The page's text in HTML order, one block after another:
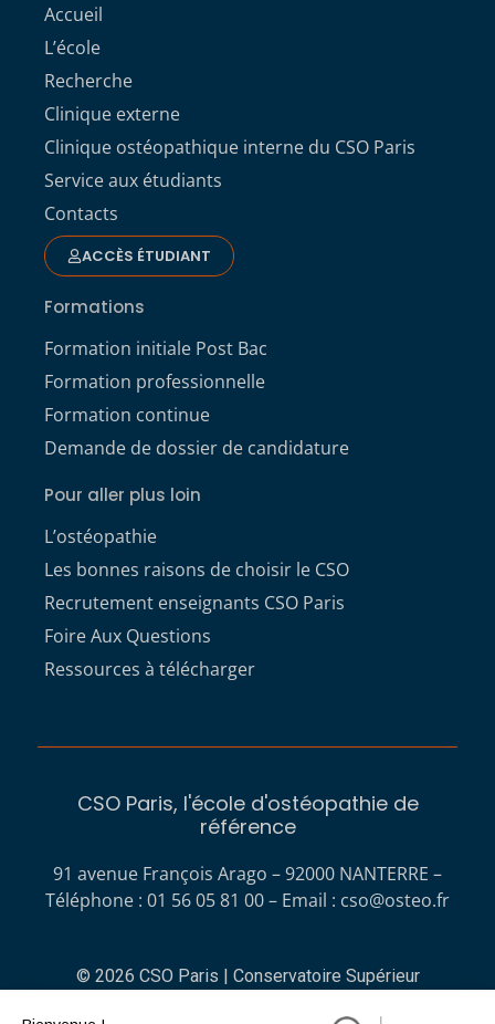
Accueil
L’école
Recherche
Clinique externe
Clinique ostéopathique interne du CSO Paris
Service aux étudiants
Contacts
ACCÈS ÉTUDIANT
Formations
Formation initiale Post Bac
Formation professionnelle
Formation continue
Demande de dossier de candidature
Pour aller plus loin
L’ostéopathie
Les bonnes raisons de choisir le CSO
Recrutement enseignants CSO Paris
Foire Aux Questions
Ressources à télécharger
CSO Paris, l'école d'ostéopathie de
référence
91 avenue François Arago – 92000 NANTERRE –
Téléphone : 01 56 05 81 00 – Email : cso@osteo.fr
© 2026 CSO Paris | Conservatoire Supérieur